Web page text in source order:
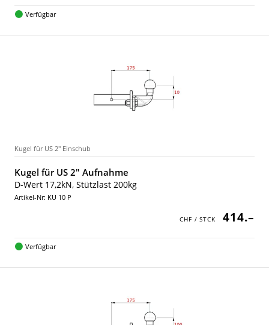
Verfügbar
Kugel für US 2" Einschub
Kugel für US 2" Aufnahme
D-Wert 17,2kN, Stützlast 200kg
Artikel-Nr: KU 10 P
414.–
Verfügbar